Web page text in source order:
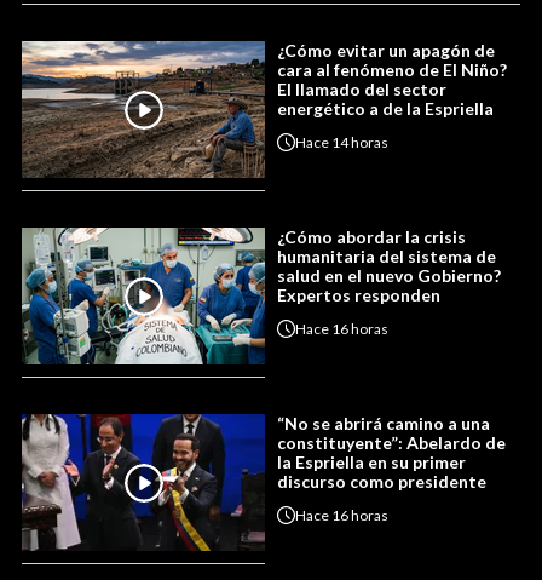
¿Cómo evitar un apagón de
cara al fenómeno de El Niño?
El llamado del sector
energético a de la Espriella
Hace 14 horas
¿Cómo abordar la crisis
humanitaria del sistema de
salud en el nuevo Gobierno?
Expertos responden
Hace 16 horas
“No se abrirá camino a una
constituyente”: Abelardo de
la Espriella en su primer
discurso como presidente
Hace 16 horas